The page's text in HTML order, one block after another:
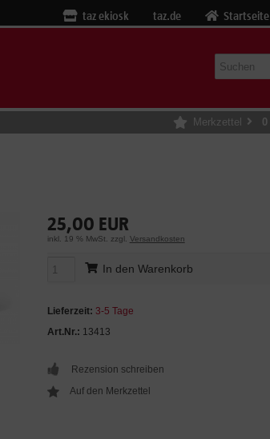
Startseite
taz.de
taz ekiosk
Merkzettel 0
25,00 EUR
inkl. 19 % MwSt. zzgl. Versandkosten
In den Warenkorb
Lieferzeit: 3-5 Tage
Art.Nr.: 13413
Rezension schreiben